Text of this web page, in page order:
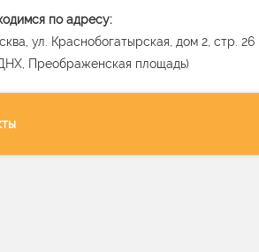
по адресу:
ул. Краснобогатырская, дом 2, стр. 26
Преображенская площадь)